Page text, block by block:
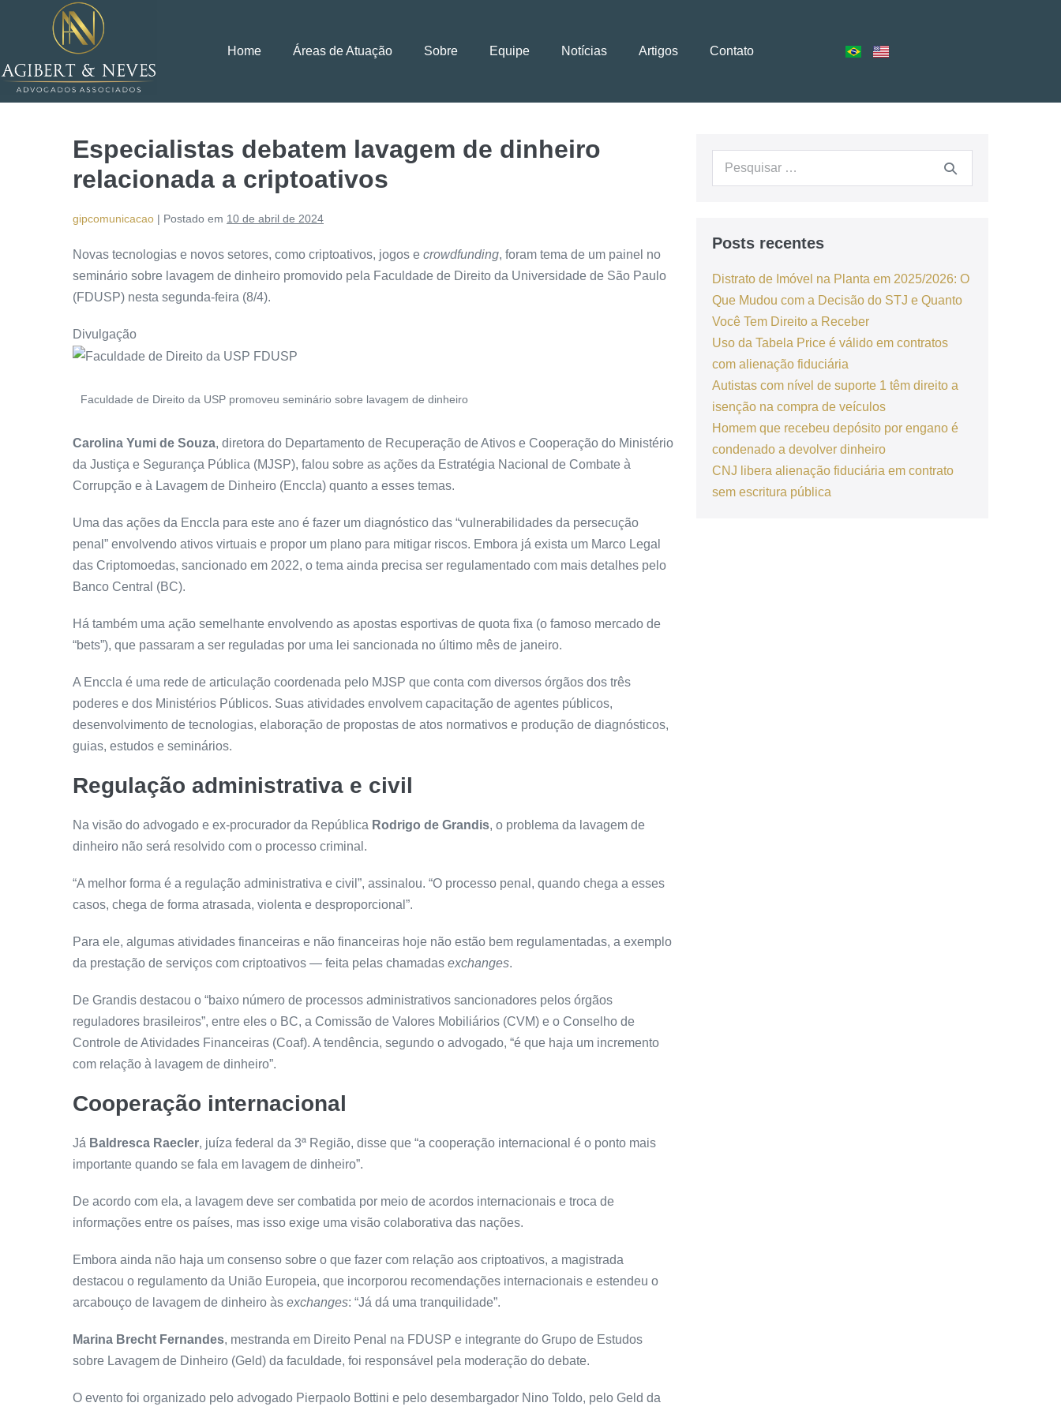
Home Áreas de Atuação Sobre Equipe Notícias Artigos Contato
Especialistas debatem lavagem de dinheiro
relacionada a criptoativos
gipcomunicacao | Postado em 10 de abril de 2024
Novas tecnologias e novos setores, como criptoativos, jogos e crowdfunding, foram tema de um painel no
seminário sobre lavagem de dinheiro promovido pela Faculdade de Direito da Universidade de São Paulo
(FDUSP) nesta segunda-feira (8/4).
Divulgação
Faculdade de Direito da USP promoveu seminário sobre lavagem de dinheiro
Carolina Yumi de Souza, diretora do Departamento de Recuperação de Ativos e Cooperação do Ministério
da Justiça e Segurança Pública (MJSP), falou sobre as ações da Estratégia Nacional de Combate à
Corrupção e à Lavagem de Dinheiro (Enccla) quanto a esses temas.
Uma das ações da Enccla para este ano é fazer um diagnóstico das “vulnerabilidades da persecução
penal” envolvendo ativos virtuais e propor um plano para mitigar riscos. Embora já exista um Marco Legal
das Criptomoedas, sancionado em 2022, o tema ainda precisa ser regulamentado com mais detalhes pelo
Banco Central (BC).
Há também uma ação semelhante envolvendo as apostas esportivas de quota fixa (o famoso mercado de
“bets”), que passaram a ser reguladas por uma lei sancionada no último mês de janeiro.
A Enccla é uma rede de articulação coordenada pelo MJSP que conta com diversos órgãos dos três
poderes e dos Ministérios Públicos. Suas atividades envolvem capacitação de agentes públicos,
desenvolvimento de tecnologias, elaboração de propostas de atos normativos e produção de diagnósticos,
guias, estudos e seminários.
Regulação administrativa e civil
Na visão do advogado e ex-procurador da República Rodrigo de Grandis, o problema da lavagem de
dinheiro não será resolvido com o processo criminal.
“A melhor forma é a regulação administrativa e civil”, assinalou. “O processo penal, quando chega a esses
casos, chega de forma atrasada, violenta e desproporcional”.
Para ele, algumas atividades financeiras e não financeiras hoje não estão bem regulamentadas, a exemplo
da prestação de serviços com criptoativos — feita pelas chamadas exchanges.
De Grandis destacou o “baixo número de processos administrativos sancionadores pelos órgãos
reguladores brasileiros”, entre eles o BC, a Comissão de Valores Mobiliários (CVM) e o Conselho de
Controle de Atividades Financeiras (Coaf). A tendência, segundo o advogado, “é que haja um incremento
com relação à lavagem de dinheiro”.
Cooperação internacional
Já Baldresca Raecler, juíza federal da 3ª Região, disse que “a cooperação internacional é o ponto mais
importante quando se fala em lavagem de dinheiro”.
De acordo com ela, a lavagem deve ser combatida por meio de acordos internacionais e troca de
informações entre os países, mas isso exige uma visão colaborativa das nações.
Embora ainda não haja um consenso sobre o que fazer com relação aos criptoativos, a magistrada
destacou o regulamento da União Europeia, que incorporou recomendações internacionais e estendeu o
arcabouço de lavagem de dinheiro às exchanges: “Já dá uma tranquilidade”.
Marina Brecht Fernandes, mestranda em Direito Penal na FDUSP e integrante do Grupo de Estudos
sobre Lavagem de Dinheiro (Geld) da faculdade, foi responsável pela moderação do debate.
O evento foi organizado pelo advogado Pierpaolo Bottini e pelo desembargador Nino Toldo, pelo Geld da
Posts recentes
Distrato de Imóvel na Planta em 2025/2026: O
Que Mudou com a Decisão do STJ e Quanto
Você Tem Direito a Receber
Uso da Tabela Price é válido em contratos
com alienação fiduciária
Autistas com nível de suporte 1 têm direito a
isenção na compra de veículos
Homem que recebeu depósito por engano é
condenado a devolver dinheiro
CNJ libera alienação fiduciária em contrato
sem escritura pública